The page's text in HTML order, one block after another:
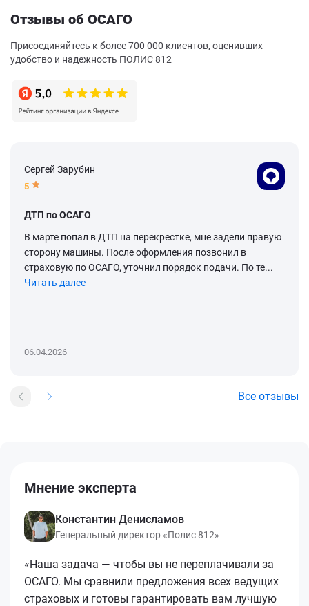
Отзывы об ОСАГО
Присоединяйтесь к более 700 000 клиентов, оценивших
удобство и надежность ПОЛИС 812
Сергей Зарубин
5
ДТП по ОСАГО
В марте попал в ДТП на перекрестке, мне задели правую
сторону машины. После оформления позвонил в
страховую по ОСАГО, уточнил порядок подачи. По те...
Читать далее
06.04.2026
Все отзывы
Мнение эксперта
Константин Денисламов
Генеральный директор «Полис 812»
«Наша задача — чтобы вы не переплачивали за
ОСАГО. Мы сравнили предложения всех ведущих
страховых и готовы гарантировать вам лучшую